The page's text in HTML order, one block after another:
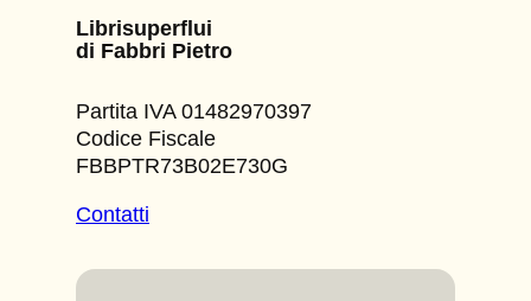
Librisuperflui
di Fabbri Pietro
Partita IVA 01482970397
Codice Fiscale
FBBPTR73B02E730G
Contatti